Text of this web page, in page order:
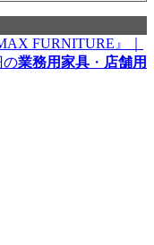
FURNITURE』｜
の業務用家具 ・ 店舗用